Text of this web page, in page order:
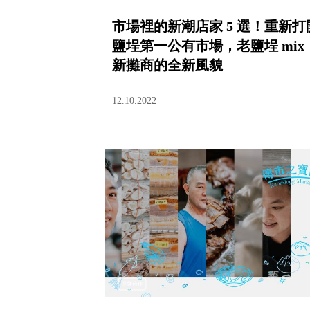
市場裡的新潮店家 5 選！重新打
鹽埕第一公有市場，老鹽埕 mix
新攤商的全新風貌
12.10.2022